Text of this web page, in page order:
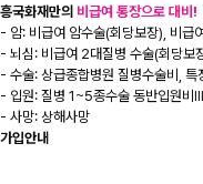
흥국화재만의 비급여 통장으로 대비!
- 암: 비급여 암수술(회당보장), 비급
- 뇌심: 비급여 2대질병 수술(회당보
- 수술: 상급종합병원 질병수술비,
- 입원: 질병 1~5종수술 동반입원비III
- 사망: 상해사망
가입안내